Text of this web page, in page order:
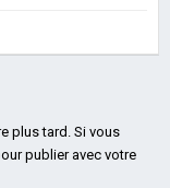
plus tard. Si vous
publier avec votre